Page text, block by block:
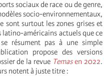
sociaux de race ou de genre,
socio-environnementaux,
sont surtout les zones grises et
latino-américains actuels que ce
résument pas à une simple
propose des versions
de la revue Temasen 2022.
notent à juste titre :